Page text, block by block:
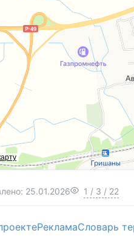
25.01.2026 1 / 3 / 22
РекламаСловарь